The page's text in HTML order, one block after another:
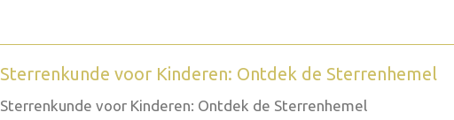
Sterrenkunde voor Kinderen: Ontdek de Sterrenhemel
Sterrenkunde voor Kinderen: Ontdek de Sterrenhemel